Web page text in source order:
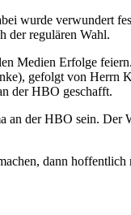
wurde verwundert
der regulären Wahl.
Medien Erfolge
gefolgt von Herrn
der HBO geschafft.
an der HBO sein. Der
dann hoffentlich